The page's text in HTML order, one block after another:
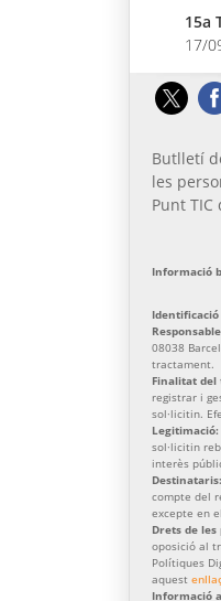
15a
17/
Butlletí
les
Punt
Informació
08038
tractament.
Finalitat
registrar i
sol·licitin.
Legitimació:
sol·licitin
interès
Destinataris:
compte del
excepte en
Drets de
oposició al
Polítiques
aquest
Informació